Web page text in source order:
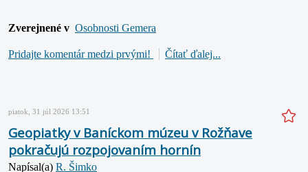
Zverejnené v Osobnosti Gemera
Pridajte komentár medzi prvými! Čítať ďalej...
piatok, 31 júl 2026 13:51
Geopiatky v Baníckom múzeu v Rožňave
pokračujú rozpojovaním hornín
Napísal(a) R. Šimko